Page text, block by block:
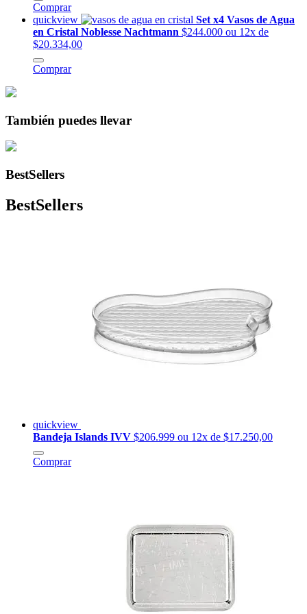
Comprar
quickview
Set x4 Vasos de Agua
en Cristal Noblesse Nachtmann $244.000 ou 12x de
$20.334,00
Comprar
También puedes llevar
BestSellers
BestSellers
quickview
Bandeja Islands IVV $206.999 ou 12x de $17.250,00
Comprar